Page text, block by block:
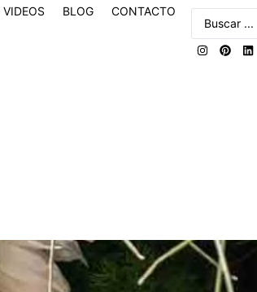
VIDEOS BLOG CONTACTO